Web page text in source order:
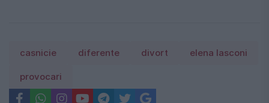
casnicie diferente divort elena lasconi
provocari